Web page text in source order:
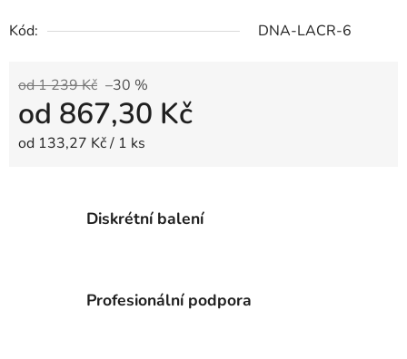
Kód: DNA-LACR-6
od 1 239 Kč –30 %
od 867,30 Kč
Měrná cena:
od 133,27 Kč / 1 ks
Diskrétní balení
Profesionální podpora